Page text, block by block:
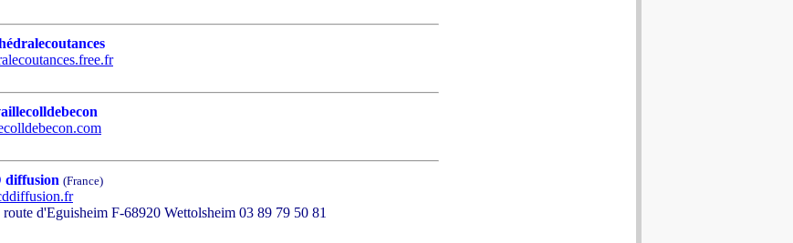
diffusion (France)
d'Eguisheim F-68920 Wettolsheim 03 89 79 50 81